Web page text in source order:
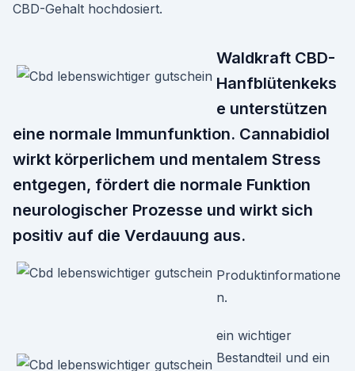
CBD-Gehalt hochdosiert.
Waldkraft CBD-
Hanfblütenkeks
e unterstützen
eine normale Immunfunktion. Cannabidiol
wirkt körperlichem und mentalem Stress
entgegen, fördert die normale Funktion
neurologischer Prozesse und wirkt sich
positiv auf die Verdauung aus.
Produktinformatione
n.
ein wichtiger
Bestandteil und ein